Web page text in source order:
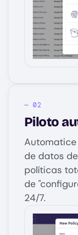
Piloto
de datos
políticas
de
24/7.